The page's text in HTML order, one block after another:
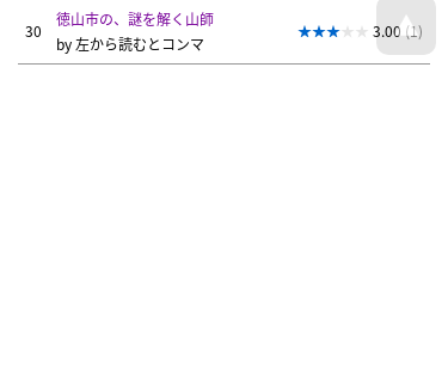
30
徳山市の、謎を解く山師
by左から読むとコンマ
3.00 (1)